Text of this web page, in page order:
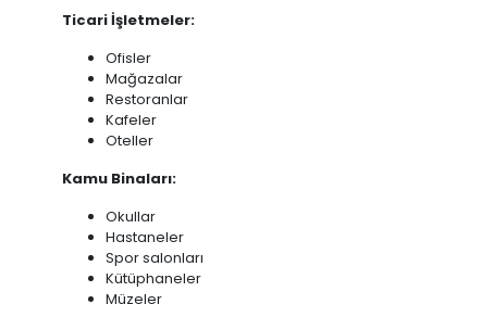
Ticari İşletmeler:
Ofisler
Mağazalar
Restoranlar
Kafeler
Oteller
Kamu Binaları:
Okullar
Hastaneler
Spor salonları
Kütüphaneler
Müzeler